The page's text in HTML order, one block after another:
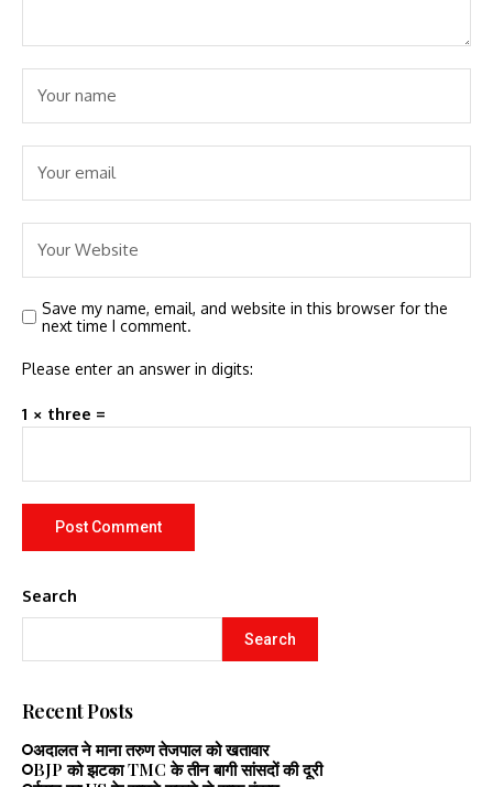
Save my name, email, and website in this browser for the
next time I comment.
Please enter an answer in digits:
1 × three =
Search
Search
Recent Posts
अदालत ने माना तरुण तेजपाल को खतावार
BJP को झटका TMC के तीन बागी सांसदों की दूरी